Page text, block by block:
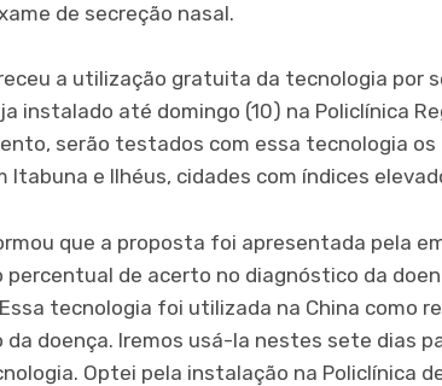
de secreção nasal.
a utilização gratuita da tecnologia por
instalado até domingo (10) na Policlínica
serão testados com essa tecnologia os
Itabuna e Ilhéus, cidades com índices
que a proposta foi apresentada pela
percentual de acerto no diagnóstico da
tecnologia foi utilizada na China como
doença. Iremos usá-la nestes sete dias
Optei pela instalação na Policlínica